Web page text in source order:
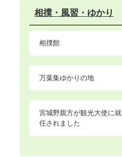
相撲・風習・ゆかり
相撲館
万葉集ゆかりの地
宮城野親方が観光大使に就
任されました